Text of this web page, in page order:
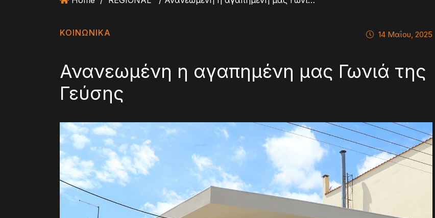
ΚΟΙΝΩΝΙΚΑ 14 Μαΐου, 2025
Ανανεωμένη η αγαπημένη μας Γωνιά της
Γεύσης